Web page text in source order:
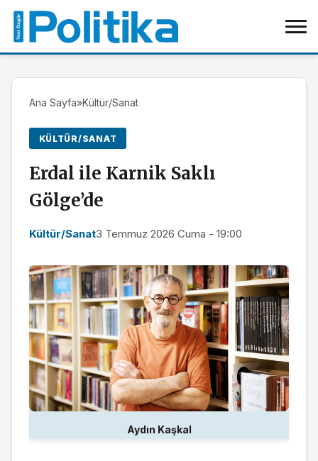
Ana Sayfa»Kültür/Sanat
KÜLTÜR/SANAT
Erdal ile Karnik Saklı
Gölge’de
Kültür/Sanat3 Temmuz 2026 Cuma - 19:00
Aydın Kaşkal